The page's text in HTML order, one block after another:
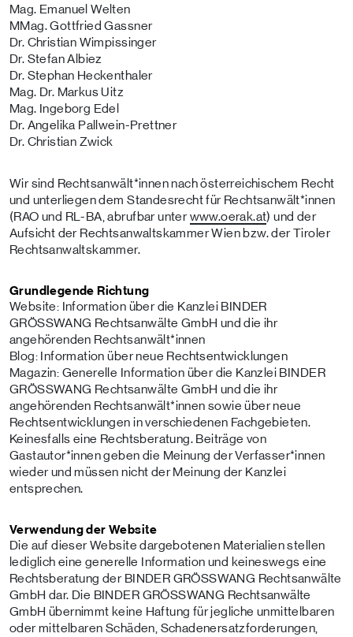
Mag. Emanuel Welten
MMag. Gottfried Gassner
Dr. Christian Wimpissinger
Dr. Stefan Albiez
Dr. Stephan Heckenthaler
Mag. Dr. Markus Uitz
Mag. Ingeborg Edel
Dr. Angelika Pallwein-Prettner
Dr. Christian Zwick
Wir sind Rechtsanwält*innen nach österreichischem Recht
und unterliegen dem Standesrecht für Rechtsanwält*innen
(RAO und RL-BA, abrufbar unterwww.oerak.at) und der
Aufsicht der Rechtsanwaltskammer Wien bzw. der Tiroler
Rechtsanwaltskammer.
Grundlegende Richtung
Website: Information über die Kanzlei BINDER
GRÖSSWANG Rechtsanwälte GmbH und die ihr
angehörenden Rechtsanwält*innen
Blog: Information über neue Rechtsentwicklungen
Magazin: Generelle Information über die Kanzlei BINDER
GRÖSSWANG Rechtsanwälte GmbH und die ihr
angehörenden Rechtsanwält*innen sowie über neue
Rechtsentwicklungen in verschiedenen Fachgebieten.
Keinesfalls eine Rechtsberatung. Beiträge von
Gastautor*innen geben die Meinung der Verfasser*innen
wieder und müssen nicht der Meinung der Kanzlei
entsprechen.
Verwendung der Website
Die auf dieser Website dargebotenen Materialien stellen
lediglich eine generelle Information und keineswegs eine
Rechtsberatung der BINDER GRÖSSWANG Rechtsanwälte
GmbH dar. Die BINDER GRÖSSWANG Rechtsanwälte
GmbH übernimmt keine Haftung für jegliche unmittelbaren
oder mittelbaren Schäden, Schadenersatzforderungen,